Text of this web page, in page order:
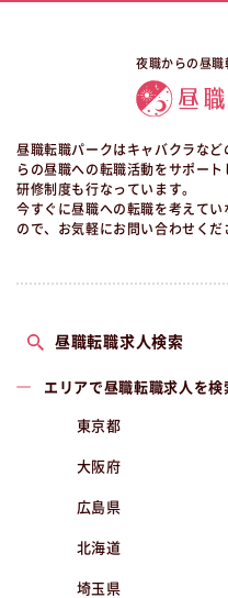
夜職からの昼職
昼職転職パークはキャバクラな
らの昼職への転職活動をサポー
研修制度も行なっています。
今すぐに昼職への転職を考えて
ので、お気軽にお問い合わせくだ
昼職転職求人検索
エリアで昼職転職求人を検
東京都
大阪府
広島県
北海道
埼玉県